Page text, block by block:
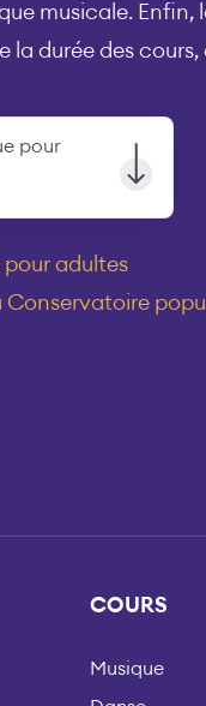
musicale.
durée des
pour
pour adultes
Conservatoire
COURS
Musique